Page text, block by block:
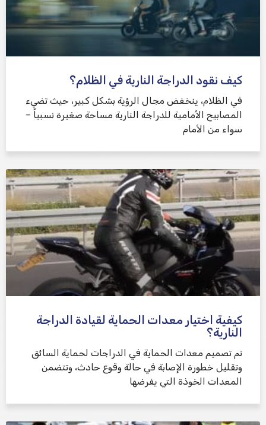
كيف نقود الدراجة النارية في الظلام؟
في الظلام، ينخفض ​​مجال الرؤية بشكل كبير، حيث تضيء
المصابيح الأمامية للدراجة النارية مساحة صغيرة نسبياً –
سواء من الأمام
كيفية اختيار معدات الحماية لقيادة الدراجة
النارية؟
تم تصميم معدات الحماية في الدراجات لحماية السائق
وتقليل خطورة الإصابة في حالة وقوع حادث، وتتضمن
المعدات الخوذة التي يفرضها